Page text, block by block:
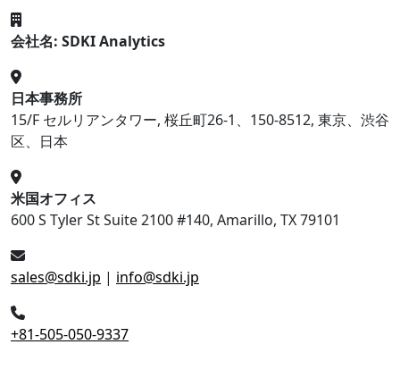
会社名: SDKI Analytics
日本事務所
15/F セルリアンタワー, 桜丘町26-1、150-8512, 東京、渋谷
区、日本
米国オフィス
600 S Tyler St Suite 2100 #140, Amarillo, TX 79101
sales@sdki.jp | info@sdki.jp
+81-505-050-9337